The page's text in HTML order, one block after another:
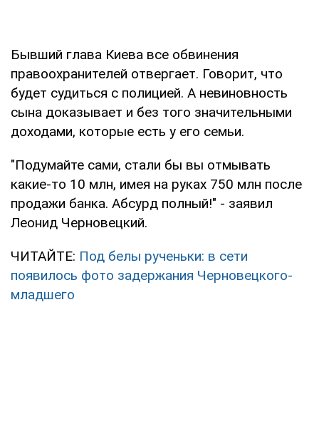
Бывший глава Киева все обвинения
правоохранителей отвергает. Говорит, что
будет судиться с полицией. А невиновность
сына доказывает и без того значительными
доходами, которые есть у его семьи.
"Подумайте сами, стали бы вы отмывать
какие-то 10 млн, имея на руках 750 млн после
продажи банка. Абсурд полный!" - заявил
Леонид Черновецкий.
ЧИТАЙТЕ: Под белы рученьки: в сети
появилось фото задержания Черновецкого-
младшего